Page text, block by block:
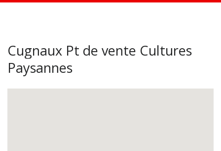
Cugnaux Pt de vente Cultures
Paysannes